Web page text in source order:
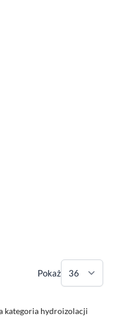
Pokaż
kategoria hydroizolacji